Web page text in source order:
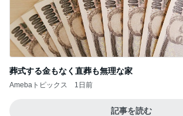
葬式する金もなく直葬も無理な家
Amebaトピックス 1日前
記事を読む